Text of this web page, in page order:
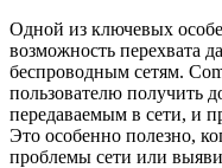
Одной из ключевых
возможность перехвата
беспроводным сетям.
пользователю получить
передаваемым в сети, и
Это особенно полезно,
проблемы сети или